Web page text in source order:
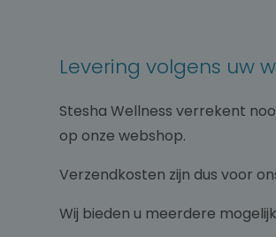
Levering volgens uw
Stesha Wellness verrekent
op onze webshop.
Verzendkosten zijn dus voor
Wij bieden u meerdere